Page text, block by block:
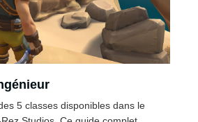
5 classes disponibles dans le